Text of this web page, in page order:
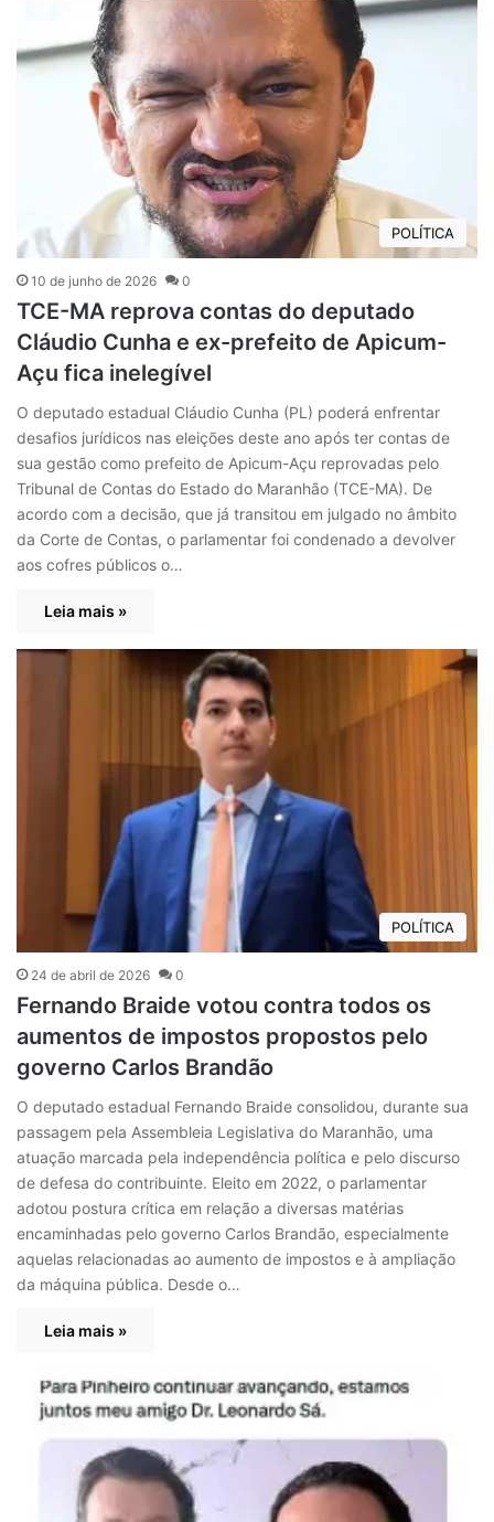
POLÍTICA
10 de junho de 2026 0
TCE-MA reprova contas do deputado
Cláudio Cunha e ex-prefeito de Apicum-
Açu fica inelegível
O deputado estadual Cláudio Cunha (PL) poderá enfrentar
desafios jurídicos nas eleições deste ano após ter contas de
sua gestão como prefeito de Apicum-Açu reprovadas pelo
Tribunal de Contas do Estado do Maranhão (TCE-MA). De
acordo com a decisão, que já transitou em julgado no âmbito
da Corte de Contas, o parlamentar foi condenado a devolver
aos cofres públicos o…
Leia mais »
POLÍTICA
24 de abril de 2026 0
Fernando Braide votou contra todos os
aumentos de impostos propostos pelo
governo Carlos Brandão
O deputado estadual Fernando Braide consolidou, durante sua
passagem pela Assembleia Legislativa do Maranhão, uma
atuação marcada pela independência política e pelo discurso
de defesa do contribuinte. Eleito em 2022, o parlamentar
adotou postura crítica em relação a diversas matérias
encaminhadas pelo governo Carlos Brandão, especialmente
aquelas relacionadas ao aumento de impostos e à ampliação
da máquina pública. Desde o…
Leia mais »